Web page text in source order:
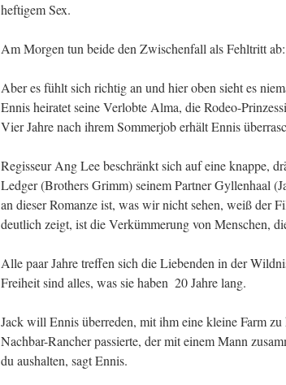
heftigem Sex.
Am Morgen tun beide den Zwischenfall als Fehltritt ab:
Aber es fühlt sich richtig an und hier oben sieht es
Ennis heiratet seine Verlobte Alma, die Rodeo-
Vier Jahre nach ihrem Sommerjob erhält Ennis
Regisseur Ang Lee beschränkt sich auf eine knappe,
Ledger (Brothers Grimm) seinem Partner Gyllenhaal
an dieser Romanze ist, was wir nicht sehen, weiß der
deutlich zeigt, ist die Verkümmerung von Menschen,
Alle paar Jahre treffen sich die Liebenden in der
Freiheit sind alles, was sie haben  20 Jahre lang.
Jack will Ennis überreden, mit ihm eine kleine Farm
Nachbar-Rancher passierte, der mit einem Mann
du aushalten, sagt Ennis.